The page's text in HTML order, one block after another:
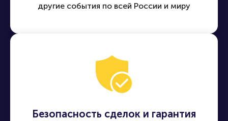
другие события по всей России и миру
Безопасность сделок и гарантия